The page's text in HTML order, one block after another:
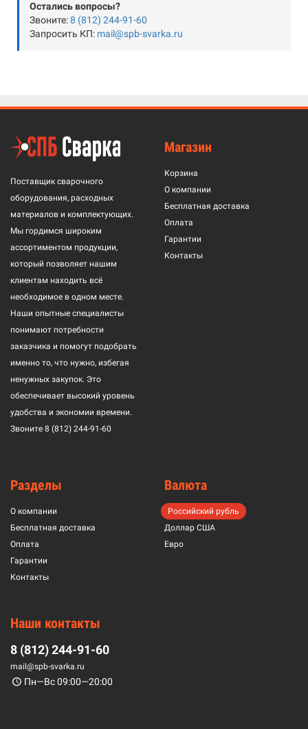
Остались вопросы?
Звоните:8 (812) 244-91-60
Запросить КП: mail@spb-svarka.ru
Поставщик сварочного
оборудования, расходных
материалов и комплектующих.
Мы гордимся широким
ассортиментом продукции,
который позволяет нашим
клиентам находить всё
необходимое в одном месте.
Наши опытные специалисты
понимают потребности
заказчика и помогут подобрать
именно то, что нужно, избегая
ненужных закупок. Это
обеспечивает высокий уровень
удобства и экономии времени.
Звоните 8 (812) 244-91-60
Магазин
Корзина
О компании
Бесплатная доставка
Оплата
Гарантии
Контакты
Разделы
О компании
Бесплатная доставка
Оплата
Гарантии
Контакты
Валюта
Российский рубль
Доллар США
Евро
Наши контакты
8 (812) 244-91-60
mail@spb-svarka.ru
Пн—Вс 09:00—20:00